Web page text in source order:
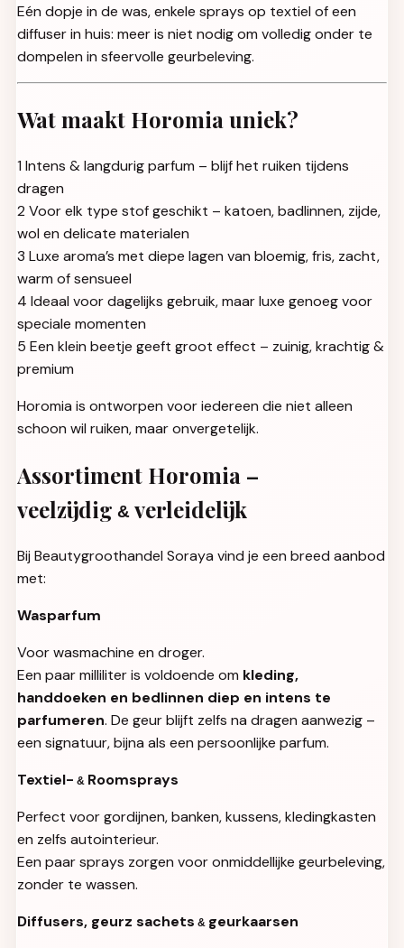
Eén dopje in de was, enkele sprays op textiel of een
diffuser in huis: meer is niet nodig om volledig onder te
dompelen in sfeervolle geurbeleving.
Wat maakt Horomia uniek?
1 Intens & langdurig parfum – blijf het ruiken tijdens
dragen
2 Voor elk type stof geschikt – katoen, badlinnen, zijde,
wol en delicate materialen
3 Luxe aroma’s met diepe lagen van bloemig, fris, zacht,
warm of sensueel
4 Ideaal voor dagelijks gebruik, maar luxe genoeg voor
speciale momenten
5 Een klein beetje geeft groot effect – zuinig, krachtig &
premium
Horomia is ontworpen voor iedereen die niet alleen
schoon wil ruiken, maar onvergetelijk.
Assortiment Horomia –
veelzijdig &verleidelijk
Bij Beautygroothandel Soraya vind je een breed aanbod
met:
Wasparfum
Voor wasmachine en droger.
Een paar milliliter is voldoende om kleding,
handdoeken en bedlinnen diep en intens te
parfumeren. De geur blijft zelfs na dragen aanwezig –
een signatuur, bijna als een persoonlijke parfum.
Textiel- & Roomsprays
Perfect voor gordijnen, banken, kussens, kledingkasten
en zelfs autointerieur.
Een paar sprays zorgen voor onmiddellijke geurbeleving,
zonder te wassen.
Diffusers, geurz sachets & geurkaarsen